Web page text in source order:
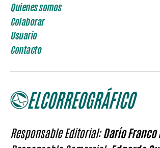
Quienes somos
Colaborar
Usuario
Contacto
Responsable Editorial:Darío